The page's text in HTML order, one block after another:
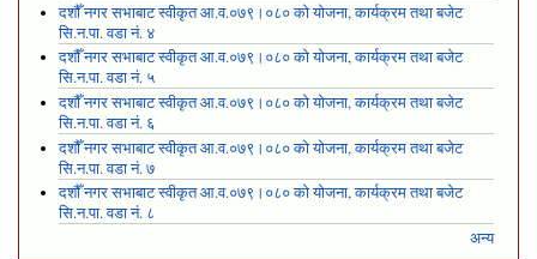
दशौँ नगर सभाबाट स्वीकृत आ.व.०७९।०८० को योजना, कार्यक्रम तथा बजेट
सि.न.पा. वडा नं. ४
दशौँ नगर सभाबाट स्वीकृत आ.व.०७९।०८० को योजना, कार्यक्रम तथा बजेट
सि.न.पा. वडा नं. ५
दशौँ नगर सभाबाट स्वीकृत आ.व.०७९।०८० को योजना, कार्यक्रम तथा बजेट
सि.न.पा. वडा नं. ६
दशौँ नगर सभाबाट स्वीकृत आ.व.०७९।०८० को योजना, कार्यक्रम तथा बजेट
सि.न.पा. वडा नं. ७
दशौँ नगर सभाबाट स्वीकृत आ.व.०७९।०८० को योजना, कार्यक्रम तथा बजेट
सि.न.पा. वडा नं. ८
अन्य